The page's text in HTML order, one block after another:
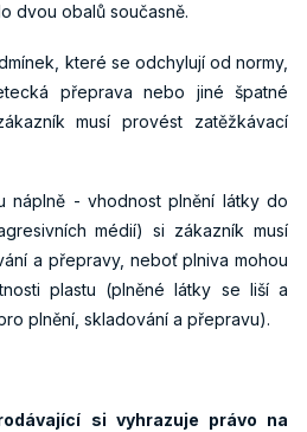
dvou obalů současně.
které se odchylují od normy,
přeprava nebo jiné špatné
musí provést zatěžkávací
náplně - vhodnost plnění látky do
médií) si zákazník musí
a přepravy, neboť plniva mohou
plastu (plněné látky se liší a
plnění, skladování a přepravu).
si vyhrazuje právo na